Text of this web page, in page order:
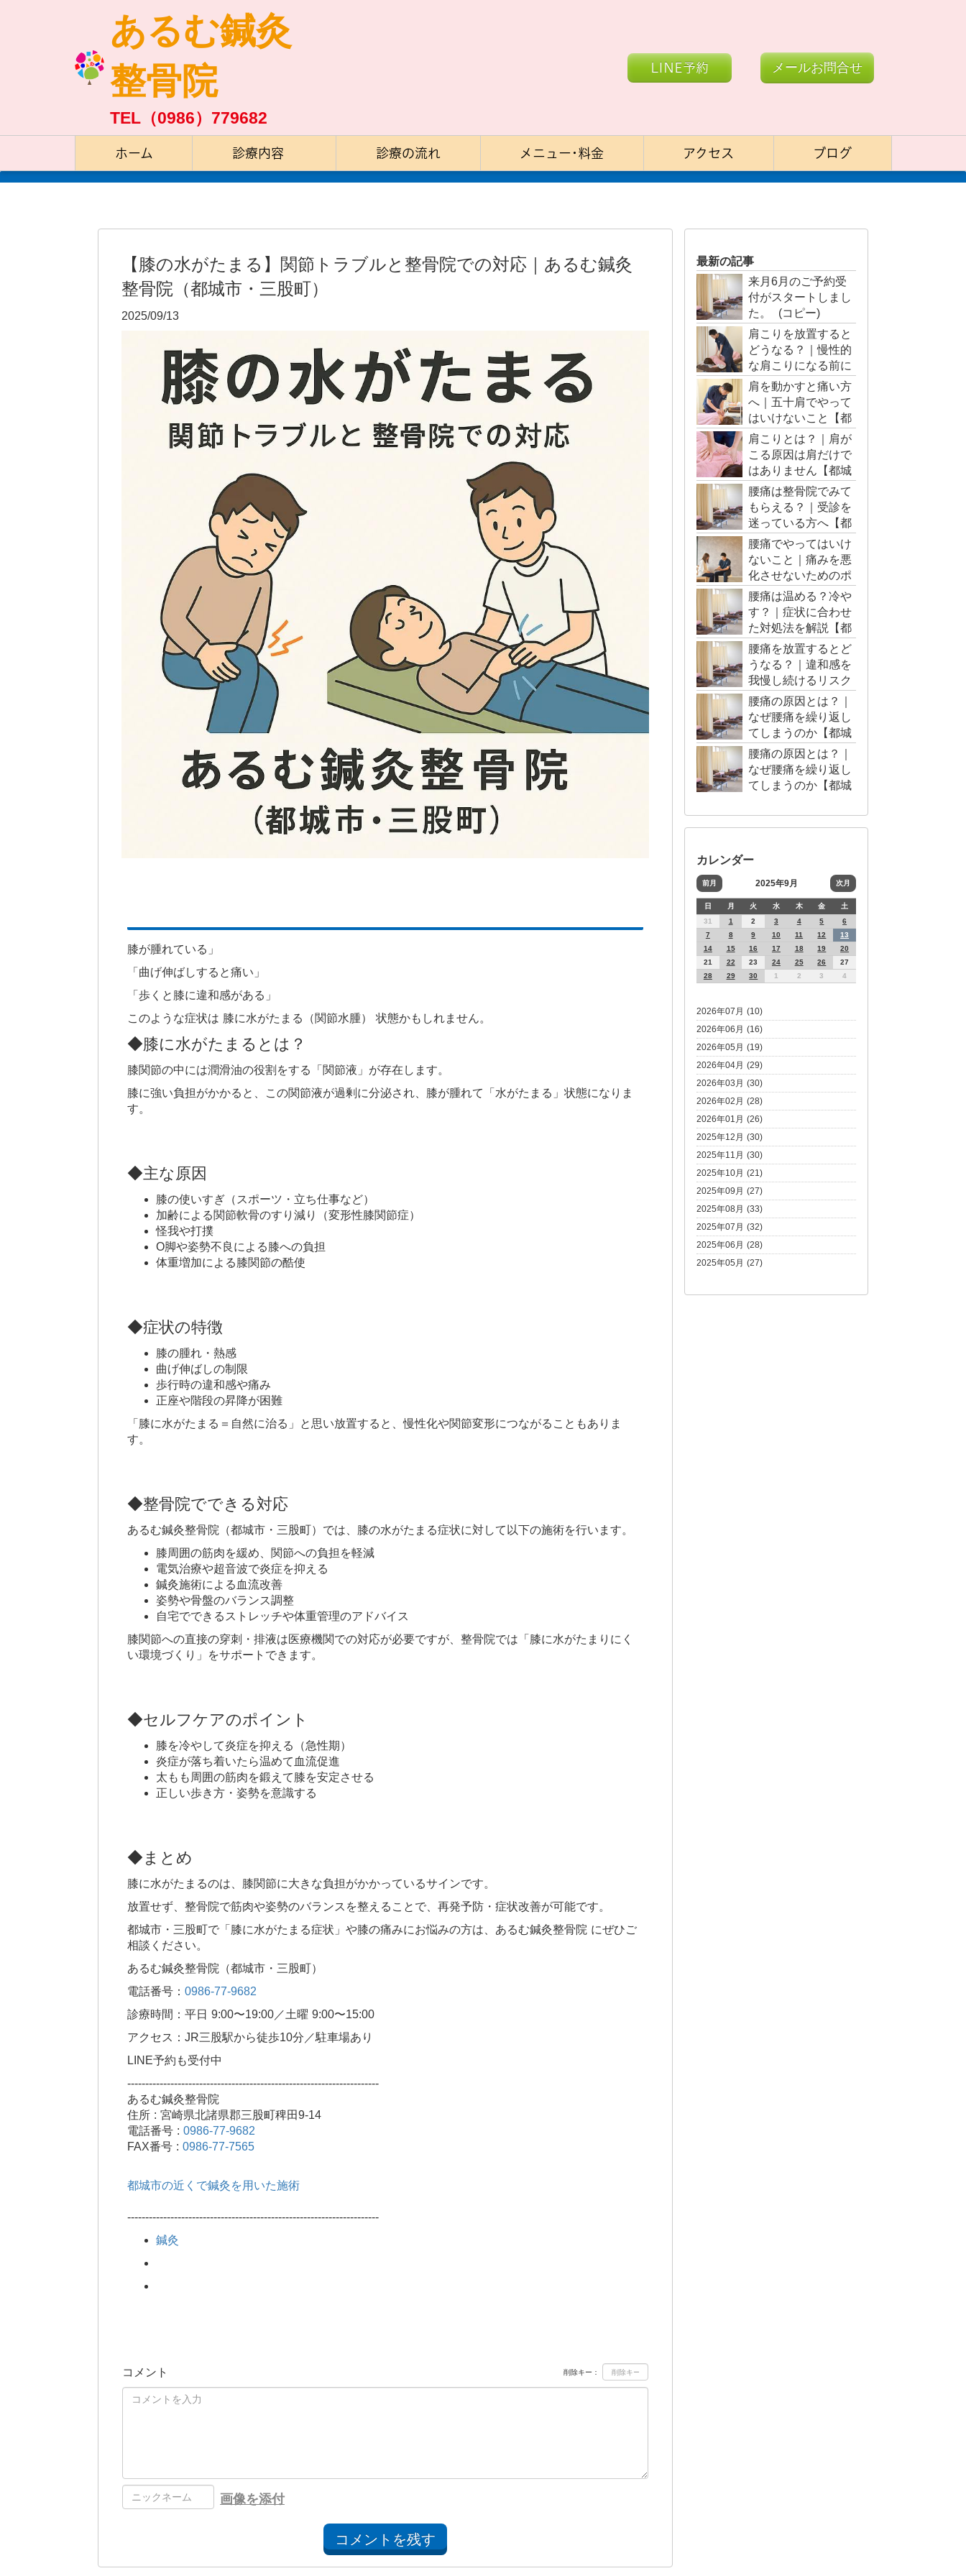
あるむ鍼灸
整骨院
TEL（0986）779682
LINE予約 メールお問合せ
ホーム 診療内容 診療の流れ メニュー･料金 アクセス ブログ
【膝の水がたまる】関節トラブルと整骨院での対応｜あるむ鍼灸
整骨院（都城市・三股町）
2025/09/13
膝が腫れている」
「曲げ伸ばしすると痛い」
「歩くと膝に違和感がある」
このような症状は 膝に水がたまる（関節水腫） 状態かもしれません。
◆膝に水がたまるとは？
膝関節の中には潤滑油の役割をする「関節液」が存在します。
膝に強い負担がかかると、この関節液が過剰に分泌され、膝が腫れて「水がたまる」状態になりま
す。
◆主な原因
膝の使いすぎ（スポーツ・立ち仕事など）
加齢による関節軟骨のすり減り（変形性膝関節症）
怪我や打撲
O脚や姿勢不良による膝への負担
体重増加による膝関節の酷使
◆症状の特徴
膝の腫れ・熱感
曲げ伸ばしの制限
歩行時の違和感や痛み
正座や階段の昇降が困難
「膝に水がたまる＝自然に治る」と思い放置すると、慢性化や関節変形につながることもありま
す。
◆整骨院でできる対応
あるむ鍼灸整骨院（都城市・三股町）では、膝の水がたまる症状に対して以下の施術を行います。
膝周囲の筋肉を緩め、関節への負担を軽減
電気治療や超音波で炎症を抑える
鍼灸施術による血流改善
姿勢や骨盤のバランス調整
自宅でできるストレッチや体重管理のアドバイス
膝関節への直接の穿刺・排液は医療機関での対応が必要ですが、整骨院では「膝に水がたまりにく
い環境づくり」をサポートできます。
◆セルフケアのポイント
膝を冷やして炎症を抑える（急性期）
炎症が落ち着いたら温めて血流促進
太もも周囲の筋肉を鍛えて膝を安定させる
正しい歩き方・姿勢を意識する
◆まとめ
膝に水がたまるのは、膝関節に大きな負担がかかっているサインです。
放置せず、整骨院で筋肉や姿勢のバランスを整えることで、再発予防・症状改善が可能です。
都城市・三股町で「膝に水がたまる症状」や膝の痛みにお悩みの方は、あるむ鍼灸整骨院 にぜひご
相談ください。
あるむ鍼灸整骨院（都城市・三股町）
電話番号： 0986-77-9682
診療時間：平日 9:00〜19:00／土曜 9:00〜15:00
アクセス：JR三股駅から徒歩10分／駐車場あり
LINE予約も受付中
----------------------------------------------------------------------
あるむ鍼灸整骨院
住所 : 宮崎県北諸県郡三股町稗田9-14
電話番号 : 0986-77-9682
FAX番号 : 0986-77-7565
都城市の近くで鍼灸を用いた施術
----------------------------------------------------------------------
鍼灸
コメント 削除キー：
画像を添付
コメントを残す
最新の記事
来月6月のご予約受
付がスタートしまし
た。 (コピー)
肩こりを放置すると
どうなる？｜慢性的
な肩こりになる前に
【都城市・三股町】
肩を動かすと痛い方
へ｜五十肩でやって
はいけないこと【都
城市・三股町】
肩こりとは？｜肩が
こる原因は肩だけで
はありません【都城
市・三股町】
腰痛は整骨院でみて
もらえる？｜受診を
迷っている方へ【都
城市・三股町】
腰痛でやってはいけ
ないこと｜痛みを悪
化させないためのポ
イント【都城市・三
股町】
腰痛は温める？冷や
す？｜症状に合わせ
た対処法を解説【都
城市・三股町
腰痛を放置するとど
うなる？｜違和感を
我慢し続けるリスク
【都城市・三股町】
腰痛の原因とは？｜
なぜ腰痛を繰り返し
てしまうのか【都城
市・三股町】
腰痛の原因とは？｜
なぜ腰痛を繰り返し
てしまうのか【都城
カレンダー
前月 2025年9月 次月
日 月 火 水 木 金
土
31
1 2 3 4 5
6
7
8 9 10 11 12
13
14
15 16 17 18 19
20
21
22 23 24 25 26
27
28
29 30 1 2 3 4
2026年07月 (10)
2026年06月 (16)
2026年05月 (19)
2026年04月 (29)
2026年03月 (30)
2026年02月 (28)
2026年01月 (26)
2025年12月 (30)
2025年11月 (30)
2025年10月 (21)
2025年09月 (27)
2025年08月 (33)
2025年07月 (32)
2025年06月 (28)
2025年05月 (27)